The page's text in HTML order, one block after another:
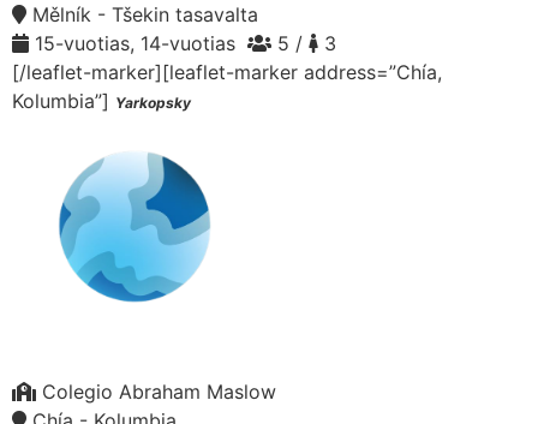
Mělník - Tšekin tasavalta
15-vuotias, 14-vuotias
5 /
3
[/leaflet-marker][leaflet-marker address=”Chía,
Kolumbia”] Yarkopsky
Colegio Abraham Maslow